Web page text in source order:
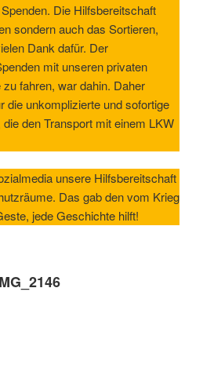
Die Hilfsbereitschaft
sondern auch das Sortieren,
Dank dafür. Der
mit unseren privaten
fahren, war dahin. Daher
die unkomplizierte und sofortige
den Transport mit einem LKW
unsere Hilfsbereitschaft
Das gab den vom Krieg
jede Geschichte hilft!